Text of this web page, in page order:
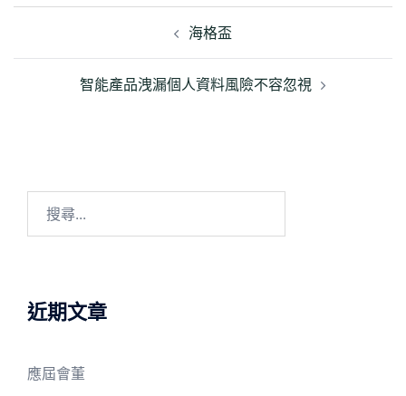
文
導
海格盃
智能產品洩漏個人資料風險不容忽視
字:
近期文章
應屆會董